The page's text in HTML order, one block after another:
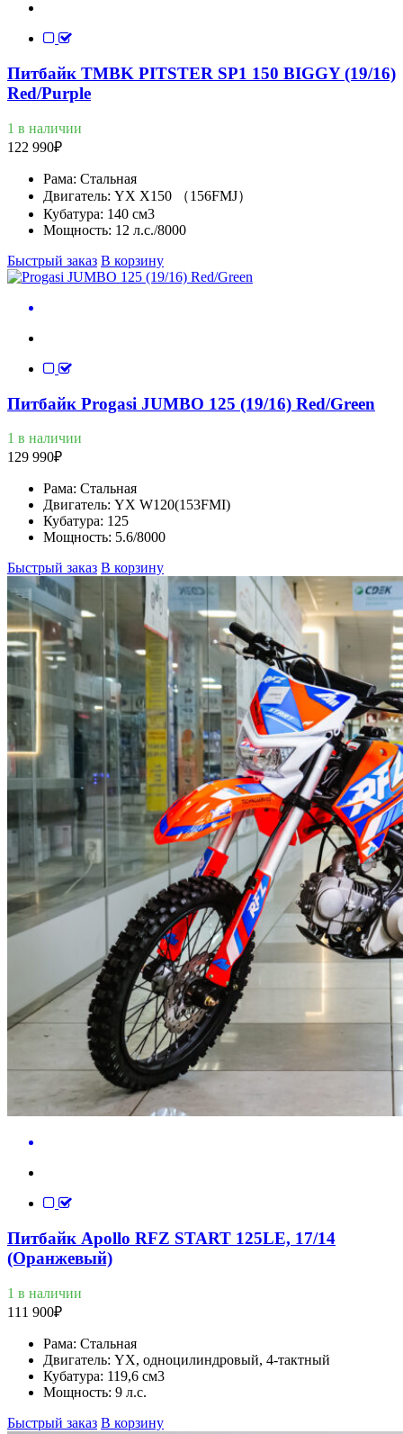
Питбайк TMBK PITSTER SP1 150 BIGGY (19/16)
Red/Purple
1 в наличии
122 990₽
Рама: Стальная
Двигатель: YX X150 （156FMJ）
Кубатура: 140 см3
Мощность: 12 л.с./8000
Быстрый заказ В корзину
Питбайк Progasi JUMBO 125 (19/16) Red/Green
1 в наличии
129 990₽
Рама: Стальная
Двигатель: YX W120(153FMI)
Кубатура: 125
Мощность: 5.6/8000
Быстрый заказ В корзину
Питбайк Apollo RFZ START 125LE, 17/14
(Оранжевый)
1 в наличии
111 900₽
Рама: Стальная
Двигатель: YX, одноцилиндровый, 4-тактный
Кубатура: 119,6 см3
Мощность: 9 л.с.
Быстрый заказ В корзину